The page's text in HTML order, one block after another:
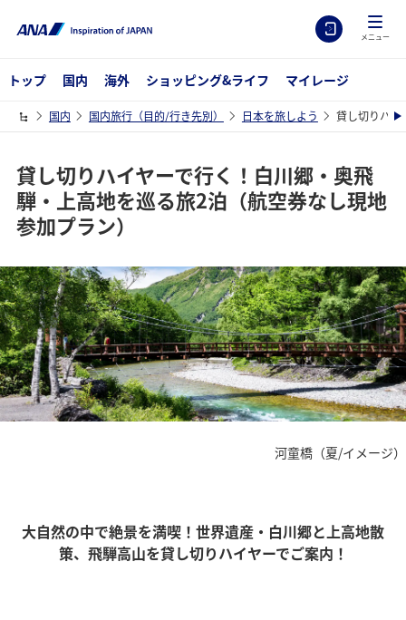
メニュー
トップ 国内 海外 ショッピング&ライフ マイレージ
国内 国内旅行（目的/行き先別） 日本を旅しよう 貸し切りハイ
貸し切りハイヤーで行く！白川郷・奥飛
騨・上高地を巡る旅2泊（航空券なし現地
参加プラン）
河童橋（夏/イメージ）
大自然の中で絶景を満喫！世界遺産・白川郷と上高地散
策、飛騨高山を貸し切りハイヤーでご案内！